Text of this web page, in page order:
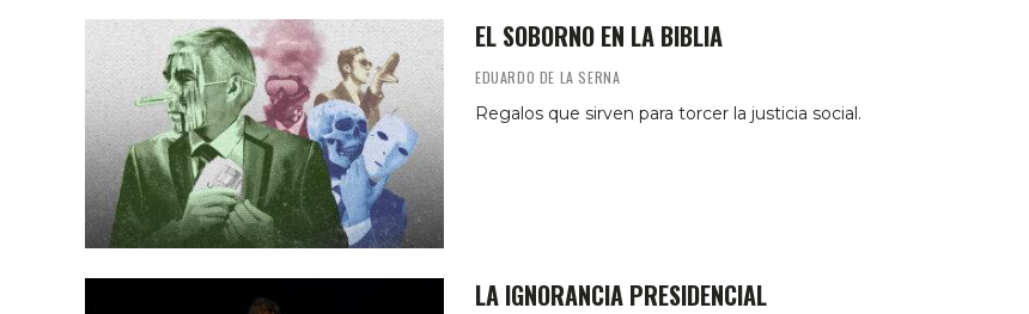
EL SOBORNO EN LA BIBLIA
EDUARDO DE LA SERNA
Regalos que sirven para torcer la justicia social.
LA IGNORANCIA PRESIDENCIAL